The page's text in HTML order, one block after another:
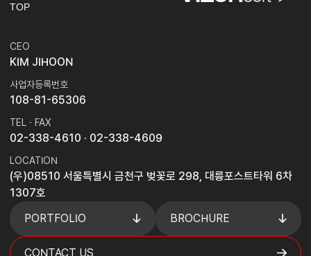
TOP
CEO
KIM JIHOON
사업자등록번호
108-81-65306
TEL · FAX
02-338-4610 · 02-338-4609
LOCATION
(우)08510 서울특별시 금천구 벚꽃로 298, 대륭포스트타워 6차
1307호
PORTFOLIO
BROCHURE
CONTACT US